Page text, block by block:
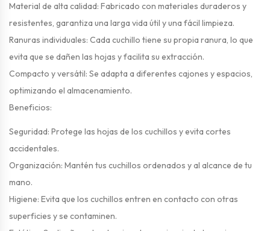
Material de alta calidad: Fabricado con materiales duraderos y
resistentes, garantiza una larga vida útil y una fácil limpieza.
Ranuras individuales: Cada cuchillo tiene su propia ranura, lo que
evita que se dañen las hojas y facilita su extracción.
Compacto y versátil: Se adapta a diferentes cajones y espacios,
optimizando el almacenamiento.
Beneficios:
Seguridad: Protege las hojas de los cuchillos y evita cortes
accidentales.
Organización: Mantén tus cuchillos ordenados y al alcance de tu
mano.
Higiene: Evita que los cuchillos entren en contacto con otras
superficies y se contaminen.